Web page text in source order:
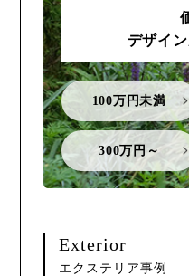
デザイ
100万円未満
300万円～
Exterior
エクステリア事例